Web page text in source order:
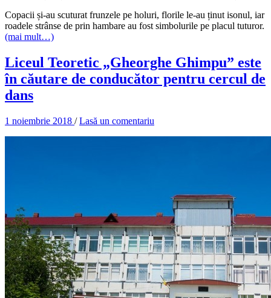
Copacii și-au scuturat frunzele pe holuri, florile le-au ținut isonul, iar
roadele strânse de prin hambare au fost simbolurile pe placul tuturor.
(mai mult…)
Liceul Teoretic „Gheorghe Ghimpu” este
în căutare de conducător pentru cercul de
dans
1 noiembrie 2018 /Lasă un comentariu